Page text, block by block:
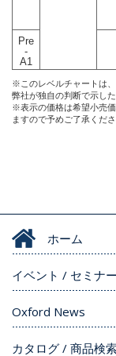
Pre
-
A1
※このレベルチャートは
弊社が独自の判断で示した
※表示の価格は希望小売
ますので予めご了承くださ
ホーム
イベント / セミナー
Oxford News
カタログ / 商品検